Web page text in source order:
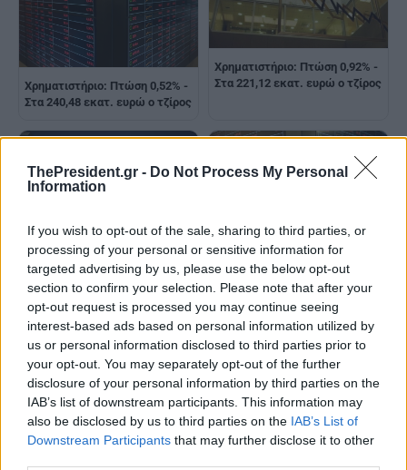
ThePresident.gr - Do Not Process My Personal
Information
If you wish to opt-out of the sale, sharing to third parties, or
processing of your personal or sensitive information for
targeted advertising by us, please use the below opt-out
section to confirm your selection. Please note that after your
opt-out request is processed you may continue seeing
interest-based ads based on personal information utilized by
us or personal information disclosed to third parties prior to
your opt-out. You may separately opt-out of the further
disclosure of your personal information by third parties on the
IAB’s list of downstream participants. This information may
also be disclosed by us to third parties on the IAB’s List of
Downstream Participants that may further disclose it to other
Χρηματιστήριο: Πτώση 0,52% -
Στα 240,48 εκατ. ευρώ ο τζίρος
Χρηματιστήριο: Πτώση 0,92% -
Στα 221,12 εκατ. ευρώ ο τζίρος
Χρηματιστήριο-Κλείσιμο:
Πτώση 1,26 %, στα 288,85 εκατ.
ευρώ ο τζίρος
Χρηματιστήριο: Πτώση 1,11% -
Στα 305,68 εκατ. ευρώ ο τζίρος